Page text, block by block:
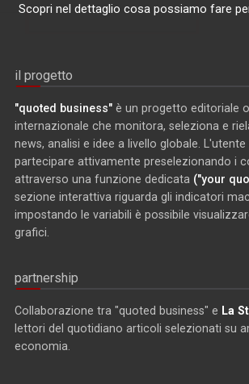
Scopri nel dettaglio cosa possiamo fare
il progetto
"quoted business" è un progetto editoriale
internazionale che monitora, seleziona e
news, analisi e idee a livello globale.
partecipare attivamente preselezionando i
attraverso una funzione dedicata ("your
sezione interattiva riguarda gli indicatori
impostando le variabili è possibile
grafici.
partnership
Collaborazione tra "quoted business" e La
lettori del quotidiano articoli selezionati su
economia.